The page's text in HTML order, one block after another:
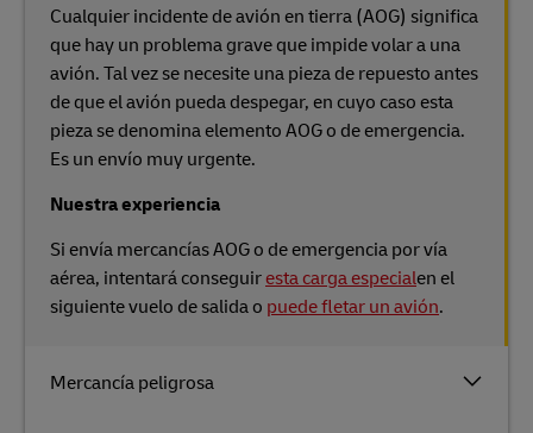
Mercancía peligrosa
Cualquier incidente de avión en tierra (AOG) significa
que hay un problema grave que impide volar a una
avión. Tal vez se necesite una pieza de repuesto antes
de que el avión pueda despegar, en cuyo caso esta
pieza se denomina elemento AOG o de emergencia.
Es un envío muy urgente.
Nuestra experiencia
Si envía mercancías AOG o de emergencia por vía
aérea, intentará conseguir esta carga especialen el
siguiente vuelo de salida o puede fletar un avión.